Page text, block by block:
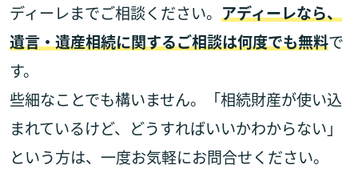
ディーレまでご相談ください。 アディーレなら、
遺言・遺産相続に関するご相談は何度でも無料で
す。
些細なことでも構いません。「相続財産が使い込
まれているけど、どうすればいいかわからない」
という方は、一度お気軽にお問合せください。